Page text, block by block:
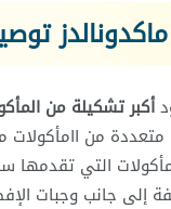
أكبر تشكيلة من
متعددة من اامأكولات
التي تقدمها
إلى جانب وجبات